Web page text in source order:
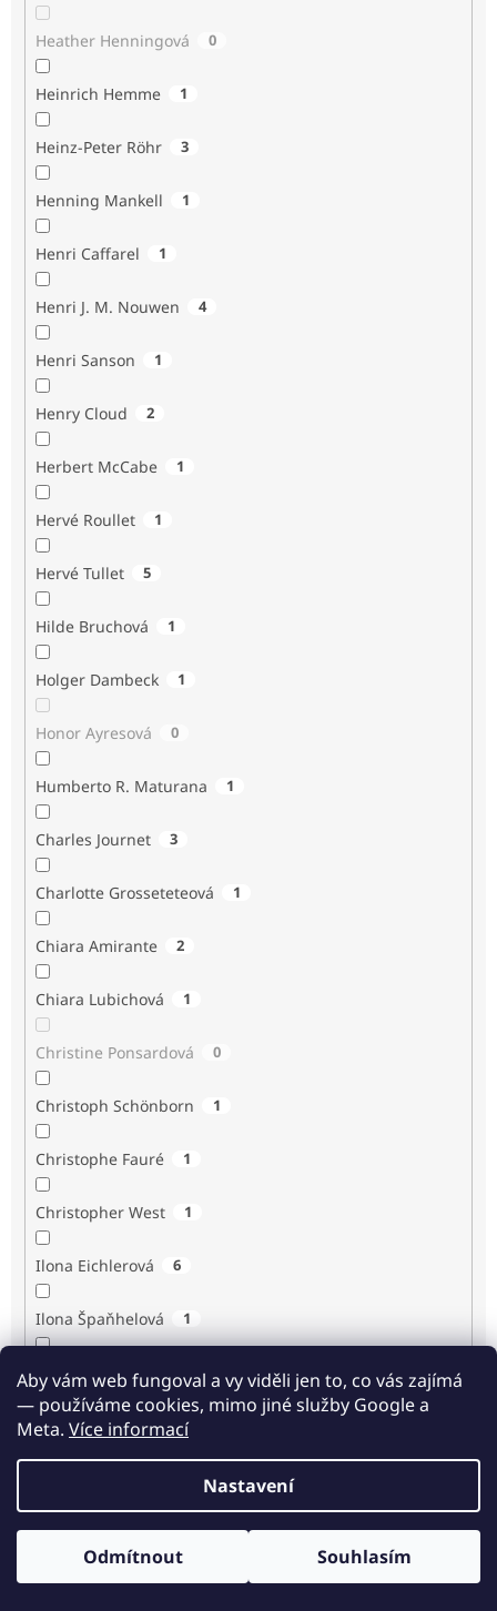
Aby vám web fungoval a vy viděli jen to, co vás zajímá
— používáme cookies, mimo jiné služby Google a
Meta. Více informací
Nastavení
Odmítnout Souhlasím
Heather Henningová 0
Heinrich Hemme 1
Heinz-Peter Röhr 3
Henning Mankell 1
Henri Caffarel 1
Henri J. M. Nouwen 4
Henri Sanson 1
Henry Cloud 2
Herbert McCabe 1
Hervé Roullet 1
Hervé Tullet 5
Hilde Bruchová 1
Holger Dambeck 1
Honor Ayresová 0
Humberto R. Maturana 1
Charles Journet 3
Charlotte Grosseteteová 1
Chiara Amirante 2
Chiara Lubichová 1
Christine Ponsardová 0
Christoph Schönborn 1
Christophe Fauré 1
Christopher West 1
Ilona Eichlerová 6
Ilona Špaňhelová 1
Ilse Sand
Immaculée Ilibagiza
Ingrid Biermann 1
Irvin D. Yalom 3 Odběr novinek